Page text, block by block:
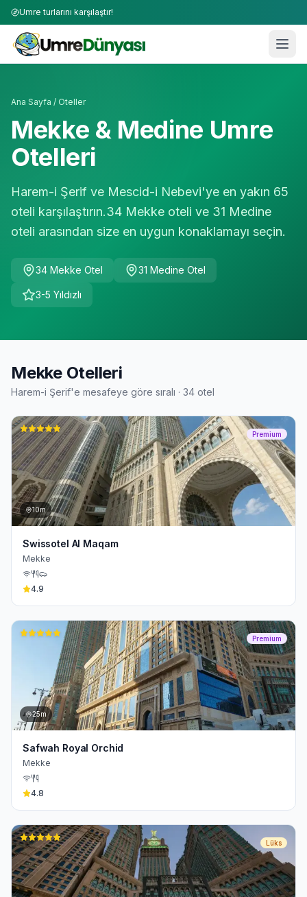
Umre turlarını karşılaştır!
Ana Sayfa / Oteller
Mekke & Medine Umre
Otelleri
Harem-i Şerif ve Mescid-i Nebevi'ye en yakın 65
oteli karşılaştırın.34 Mekke oteli ve 31 Medine
oteli arasından size en uygun konaklamayı seçin.
34 Mekke Otel 31 Medine Otel
3-5 Yıldızlı
Mekke Otelleri
Harem-i Şerif'e mesafeye göre sıralı · 34 otel
Premium
10m
Swissotel Al Maqam
Mekke
4.9
Premium
25m
Safwah Royal Orchid
Mekke
4.8
Lüks